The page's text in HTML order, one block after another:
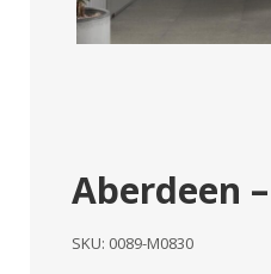
Aberdeen
SKU: 0089-M0830